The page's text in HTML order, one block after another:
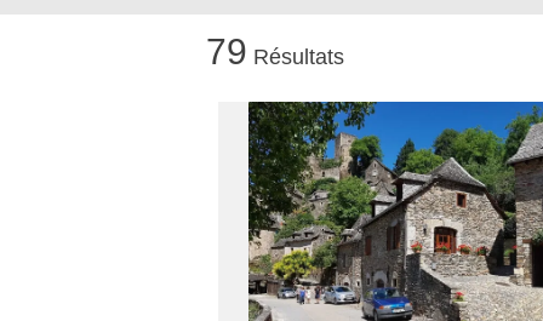
Le musée de la forge à Belcastel
79 Résultats